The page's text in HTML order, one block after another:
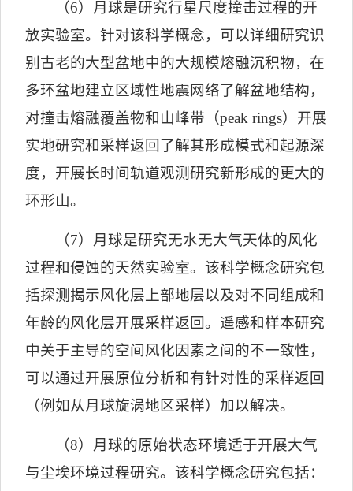
（6）月球是研究行星尺度撞击过程的开
放实验室。针对该科学概念，可以详细研究识
别古老的大型盆地中的大规模熔融沉积物，在
多环盆地建立区域性地震网络了解盆地结构，
对撞击熔融覆盖物和山峰带（peak rings）开展
实地研究和采样返回了解其形成模式和起源深
度，开展长时间轨道观测研究新形成的更大的
环形山。
（7）月球是研究无水无大气天体的风化
过程和侵蚀的天然实验室。该科学概念研究包
括探测揭示风化层上部地层以及对不同组成和
年龄的风化层开展采样返回。遥感和样本研究
中关于主导的空间风化因素之间的不一致性，
可以通过开展原位分析和有针对性的采样返回
（例如从月球旋涡地区采样）加以解决。
（8）月球的原始状态环境适于开展大气
与尘埃环境过程研究。该科学概念研究包括：